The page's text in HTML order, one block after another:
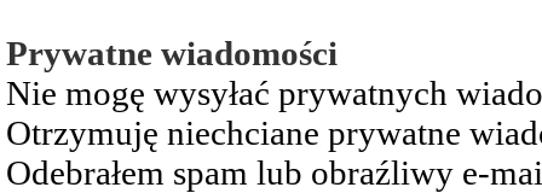
Prywatne wiadomości
Nie mogę wysyłać prywatnych
Otrzymuję niechciane prywatne
Odebrałem spam lub obraźliwy e-